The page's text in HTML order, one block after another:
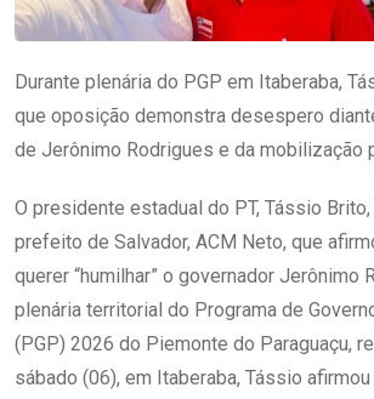
Durante plenária do PGP em Itaberaba,
que oposição demonstra desespero
de Jerônimo Rodrigues e da mobilização
O presidente estadual do PT, Tássio
prefeito de Salvador, ACM Neto, que
querer “humilhar” o governador Jerônimo
plenária territorial do Programa de
(PGP) 2026 do Piemonte do Paraguaçu,
sábado (06), em Itaberaba, Tássio